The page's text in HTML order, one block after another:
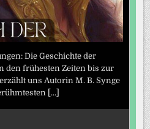
Die Geschichte der
den frühesten Zeiten bis zur
uns Autorin M. B. Synge
[...]